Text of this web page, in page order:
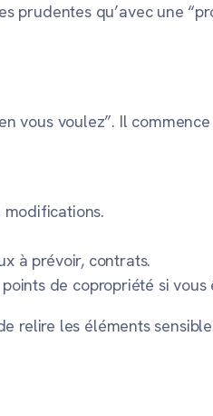
prudentes qu’avec une
vous voulez”. Il
modifications.
à prévoir, contrats.
de copropriété si vous
les éléments